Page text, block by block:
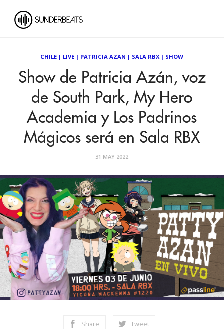
CHILE | LIVE | PATRICIA AZAN | SALA RBX| SHOW
Show de Patricia Azán, voz
de South Park, My Hero
Academia y Los Padrinos
Mágicos será en Sala RBX
31 MAY 2022
Share Tweet